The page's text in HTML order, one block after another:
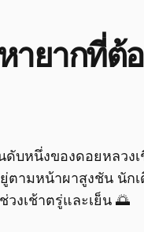
ายากที่ต้
บหนึ่งของดอยหลวงเ
ามหน้าผาสูงชัน นัก
วงเช้าตรู่และเย็น 🌅